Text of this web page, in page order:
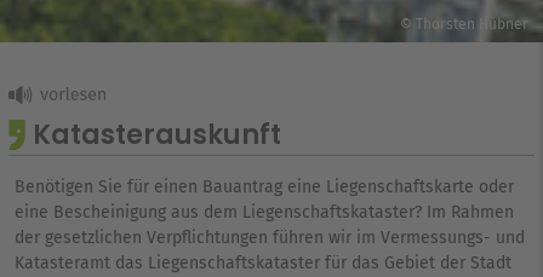
© Thorsten Hübner
Katasterauskunft
Benötigen Sie für einen Bauantrag eine Liegenschaftskarte oder
eine Bescheinigung aus dem Liegenschaftskataster? Im Rahmen
der gesetzlichen Verpflichtungen führen wir im Vermessungs- und
Katasteramt das Liegenschaftskataster für das Gebiet der Stadt